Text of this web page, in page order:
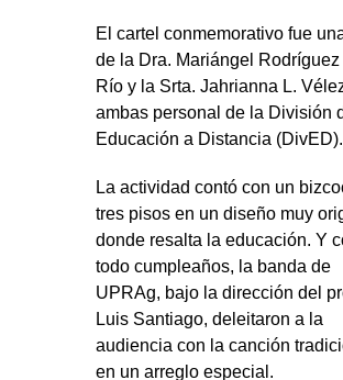
El cartel conmemorativo fue
de la Dra. Mariángel Rodríguez
Río y la Srta. Jahrianna L.
ambas personal de la División
Educación a Distancia (DivED).
La actividad contó con un
tres pisos en un diseño muy
donde resalta la educación. Y
todo cumpleaños, la banda de
UPRAg, bajo la dirección del
Luis Santiago, deleitaron a la
audiencia con la canción
en un arreglo especial.